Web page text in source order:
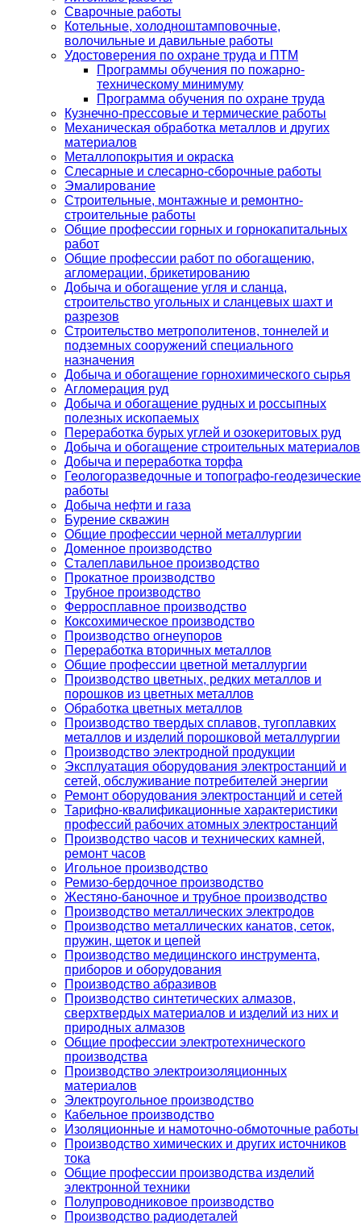
Сварочные работы
Котельные, холодноштамповочные,
волочильные и давильные работы
Удостоверения по охране труда и ПТМ
Программы обучения по пожарно-
техническому минимуму
Программа обучения по охране труда
Кузнечно-прессовые и термические работы
Механическая обработка металлов и других
материалов
Металлопокрытия и окраска
Слесарные и слесарно-сборочные работы
Эмалирование
Строительные, монтажные и ремонтно-
строительные работы
Общие профессии горных и горнокапитальных
работ
Общие профессии работ по обогащению,
агломерации, брикетированию
Добыча и обогащение угля и сланца,
строительство угольных и сланцевых шахт и
разрезов
Строительство метрополитенов, тоннелей и
подземных сооружений специального
назначения
Добыча и обогащение горнохимического сырья
Агломерация руд
Добыча и обогащение рудных и россыпных
полезных ископаемых
Переработка бурых углей и озокеритовых руд
Добыча и обогащение строительных материалов
Добыча и переработка торфа
Геологоразведочные и топографо-геодезические
работы
Добыча нефти и газа
Бурение скважин
Общие профессии черной металлургии
Доменное производство
Сталеплавильное производство
Прокатное производство
Трубное производство
Ферросплавное производство
Коксохимическое производство
Производство огнеупоров
Переработка вторичных металлов
Общие профессии цветной металлургии
Производство цветных, редких металлов и
порошков из цветных металлов
Обработка цветных металлов
Производство твердых сплавов, тугоплавких
металлов и изделий порошковой металлургии
Производство электродной продукции
Эксплуатация оборудования электростанций и
сетей, обслуживание потребителей энергии
Ремонт оборудования электростанций и сетей
Тарифно-квалификационные характеристики
профессий рабочих атомных электростанций
Производство часов и технических камней,
ремонт часов
Игольное производство
Ремизо-бердочное производство
Жестяно-баночное и трубное производство
Производство металлических электродов
Производство металлических канатов, сеток,
пружин, щеток и цепей
Производство медицинского инструмента,
приборов и оборудования
Производство абразивов
Производство синтетических алмазов,
сверхтвердых материалов и изделий из них и
природных алмазов
Общие профессии электротехнического
производства
Производство электроизоляционных
материалов
Электроугольное производство
Кабельное производство
Изоляционные и намоточно-обмоточные работы
Производство химических и других источников
тока
Общие профессии производства изделий
электронной техники
Полупроводниковое производство
Производство радиодеталей